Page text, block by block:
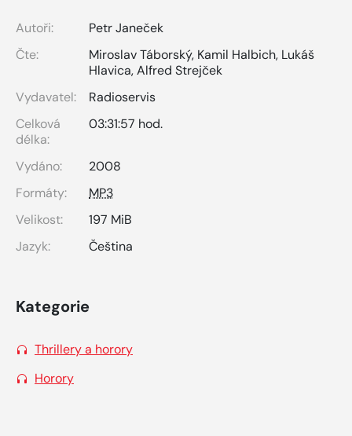
Autoři:
Petr Janeček
Čte:
Miroslav Táborský, Kamil Halbich, Lukáš
Hlavica,Alfred Strejček
Vydavatel:
Radioservis
Celková
délka:
03:31:57 hod.
Vydáno:
2008
Formáty:
MP3
Velikost:
197 MiB
Jazyk:
Čeština
Kategorie
Thrillery a horory
Horory